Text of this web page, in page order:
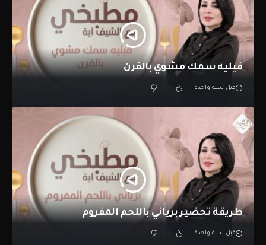
فيليه سمك مشوي بالفرن
قبل سنة واحدة
طريقة تحضير برياني باللحم المفروم
قبل سنة واحدة